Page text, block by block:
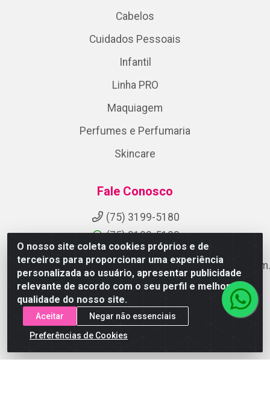
O nosso site coleta cookies próprios e de
terceiros para proporcionar uma experiência
personalizada ao usuário, apresentar publicidade
relevante de acordo com o seu perfil e melhorar a
qualidade do nosso site.
Aceitar
Negar não essenciais
Preferências de Cookies
Cabelos
Cuidados Pessoais
Infantil
Linha PRO
Maquiagem
Perfumes e Perfumaria
Skincare
Fale Conosco
(75) 3199-5180
(75) 3199-5180
Instagram
Formas de Pagamento